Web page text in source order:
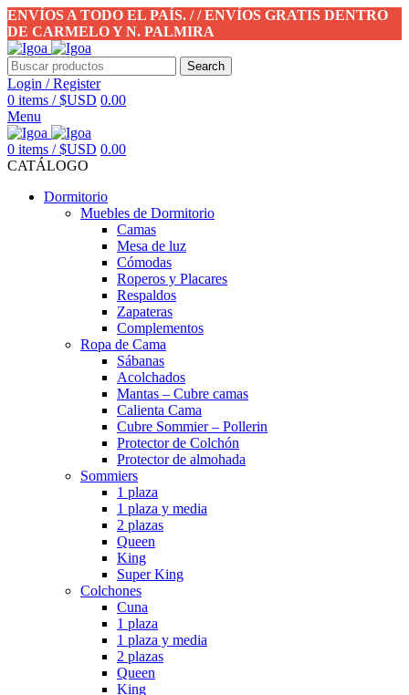
ENVÍOS A TODO EL PAÍS. / / ENVÍOS GRATIS DENTRO
DE CARMELO Y N. PALMIRA
Search
Login / Register
0 items / $USD 0.00
Menu
0 items / $USD 0.00
CATÁLOGO
Dormitorio
Muebles de Dormitorio
Camas
Mesa de luz
Cómodas
Roperos y Placares
Respaldos
Zapateras
Complementos
Ropa de Cama
Sábanas
Acolchados
Mantas – Cubre camas
Calienta Cama
Cubre Sommier – Pollerin
Protector de Colchón
Protector de almohada
Sommiers
1 plaza
1 plaza y media
2 plazas
Queen
King
Super King
Colchones
Cuna
1 plaza
1 plaza y media
2 plazas
Queen
King